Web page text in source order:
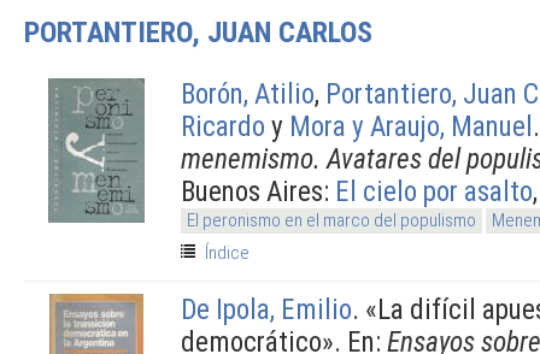
PORTANTIERO, JUAN CARLOS
Borón, Atilio, Portantiero, Juan
Ricardo y Mora y Araujo, Manuel
menemismo. Avatares del
Buenos Aires: El cielo por asalto
El peronismo en el marco del populismo
Índice
De Ipola, Emilio. «La difícil
democrático». En: Ensayos